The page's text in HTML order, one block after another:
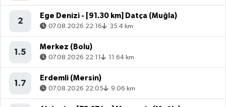
2
Ege Denizi - [91.30 km] Datça (Muğla)
07.08.2026 22:16 35.4 km
1.5
Merkez (Bolu)
07.08.2026 22:11 11.64 km
1.7
Erdemli (Mersin)
07.08.2026 22:05 9.06 km